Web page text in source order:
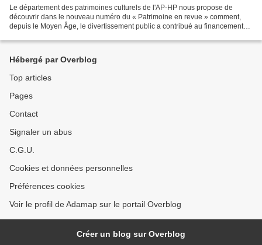
Le département des patrimoines culturels de l'AP-HP nous propose de
découvrir dans le nouveau numéro du « Patrimoine en revue » comment,
depuis le Moyen Âge, le divertissement public a contribué au financement
Hébergé par Overblog
Top articles
Pages
Contact
Signaler un abus
C.G.U.
Cookies et données personnelles
Préférences cookies
Voir le profil de Adamap sur le portail Overblog
Créer un blog sur Overblog